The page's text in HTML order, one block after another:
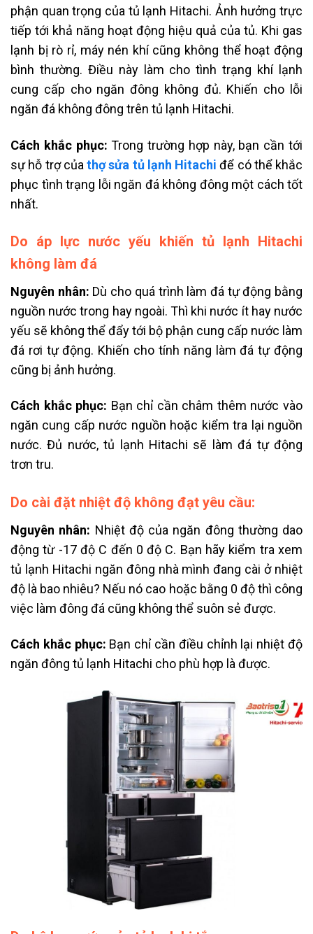
phận quan trọng của tủ lạnh Hitachi. Ảnh hưởng trực
tiếp tới khả năng hoạt động hiệu quả của tủ. Khi gas
lạnh bị rò rỉ, máy nén khí cũng không thể hoạt động
bình thường. Điều này làm cho tình trạng khí lạnh
cung cấp cho ngăn đông không đủ. Khiến cho lỗi
ngăn đá không đông trên tủ lạnh Hitachi.
Cách khắc phục:Trong trường hợp này, bạn cần tới
sự hỗ trợ của thợ sửa tủ lạnh Hitachi để có thể khắc
phục tình trạng lỗi ngăn đá không đông một cách tốt
nhất.
Do áp lực nước yếu khiến tủ lạnh Hitachi
không làm đá
Nguyên nhân: Dù cho quá trình làm đá tự động bằng
nguồn nước trong hay ngoài. Thì khi nước ít hay nước
yếu sẽ không thể đẩy tới bộ phận cung cấp nước làm
đá rơi tự động. Khiến cho tính năng làm đá tự động
cũng bị ảnh hưởng.
Cách khắc phục: Bạn chỉ cần châm thêm nước vào
ngăn cung cấp nước nguồn hoặc kiểm tra lại nguồn
nước. Đủ nước, tủ lạnh Hitachi sẽ làm đá tự động
trơn tru.
Do cài đặt nhiệt độ không đạt yêu cầu:
Nguyên nhân: Nhiệt độ của ngăn đông thường dao
động từ -17 độ C đến 0 độ C. Bạn hãy kiểm tra xem
tủ lạnh Hitachi ngăn đông nhà mình đang cài ở nhiệt
độ là bao nhiêu? Nếu nó cao hoặc bằng 0 độ thì công
việc làm đông đá cũng không thể suôn sẻ được.
Cách khắc phục: Bạn chỉ cần điều chỉnh lại nhiệt độ
ngăn đông tủ lạnh Hitachi cho phù hợp là được.